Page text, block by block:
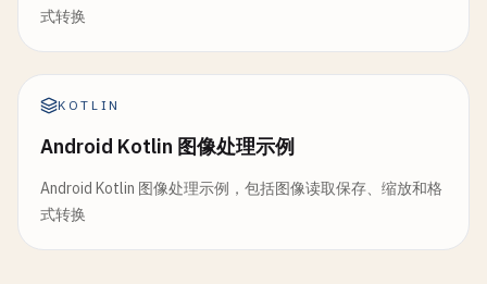
式转换
KOTLIN
Android Kotlin 图像处理示例
Android Kotlin 图像处理示例，包括图像读取保存、缩放和格
式转换